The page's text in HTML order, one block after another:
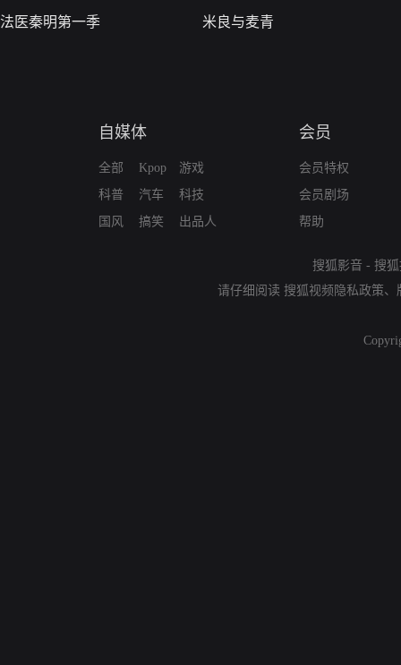
法医秦明第一季 米良与麦青
自媒体
全部
科普
国风
Kpop
汽车
搞笑
游戏
科技
出品人
会员
会员特权
会员剧场
帮助
搜狐影音 - 搜
请仔细阅读 搜狐视频隐私政策、